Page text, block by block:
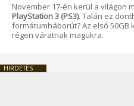
November 17-én kerül a világon
PlayStation 3 (PS3). Talán ez
formátumháborút? Az első
régen váratnak magukra.
HIRDETÉS